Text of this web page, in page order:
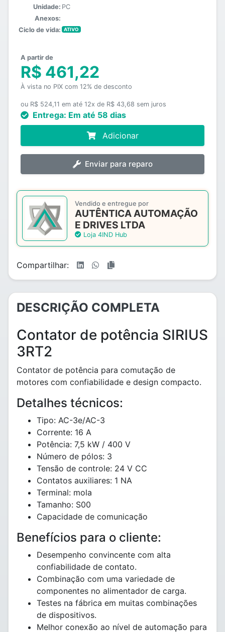
Unidade: PC
Anexos:
Ciclo de vida:
ATIVO
A partir de
R$ 461,22
À vista no PIX com 12% de desconto
ou R$ 524,11 em até 12x de R$ 43,68 sem juros
Entrega: Em até 58 dias
Adicionar
Enviar para reparo
Vendido e entregue por
AUTÊNTICA AUTOMAÇÃO
E DRIVES LTDA
Loja 4IND Hub
Compartilhar:
DESCRIÇÃO COMPLETA
Contator de potência SIRIUS
3RT2
Contator de potência para comutação de
motores com confiabilidade e design compacto.
Detalhes técnicos:
Tipo: AC-3e/AC-3
Corrente: 16 A
Potência: 7,5 kW / 400 V
Número de pólos: 3
Tensão de controle: 24 V CC
Contatos auxiliares: 1 NA
Terminal: mola
Tamanho: S00
Capacidade de comunicação
Benefícios para o cliente:
Desempenho convincente com alta
confiabilidade de contato.
Combinação com uma variedade de
componentes no alimentador de carga.
Testes na fábrica em muitas combinações
de dispositivos.
Melhor conexão ao nível de automação para